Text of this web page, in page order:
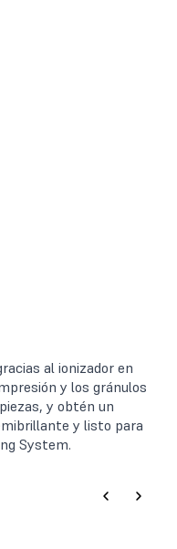
al ionizador en
y los gránulos
y obtén un
y listo para
System.